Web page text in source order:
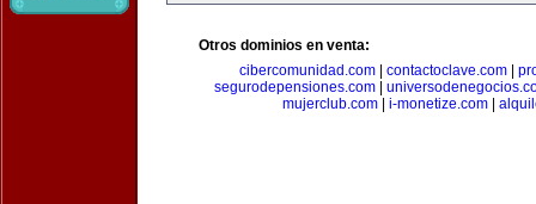
Otros dominios en venta:
cibercomunidad.com
contactoclave.com
segurodepensiones.com
mujerclub.com
i-monetize.com